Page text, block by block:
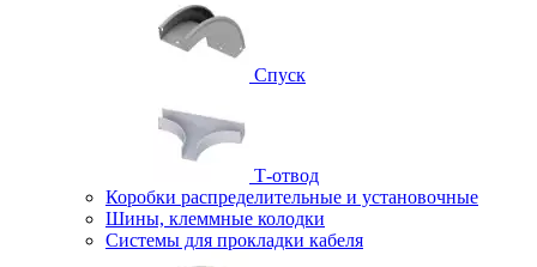
Спуск
Т-отвод
Коробки распределительные и установочные
Шины, клеммные колодки
Системы для прокладки кабеля